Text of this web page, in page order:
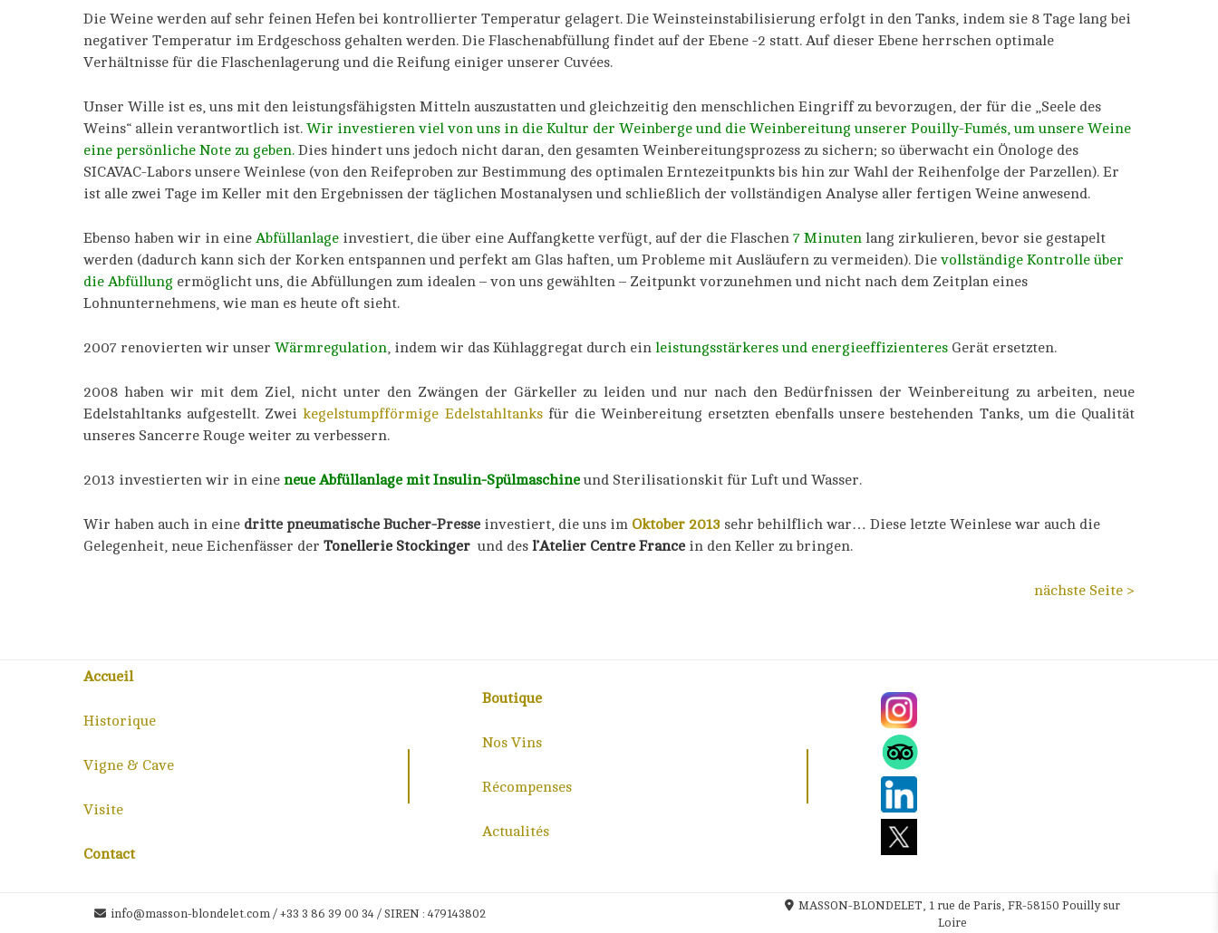
Die Weine werden auf sehr feinen Hefen bei kontrollierter Temperatur gelagert. Die Weinsteinstabilisierung erfolgt in den Tanks, indem sie 8 Tage lang bei
negativer Temperatur im Erdgeschoss gehalten werden. Die Flaschenabfüllung findet auf der Ebene -2 statt. Auf dieser Ebene herrschen optimale
Verhältnisse für die Flaschenlagerung und die Reifung einiger unserer Cuvées.
Unser Wille ist es, uns mit den leistungsfähigsten Mitteln auszustatten und gleichzeitig den menschlichen Eingriff zu bevorzugen, der für die „Seele des
Weins“ allein verantwortlich ist. Wir investieren viel von uns in die Kultur der Weinberge und die Weinbereitung unserer Pouilly-Fumés, um unsere Weine
eine persönliche Note zu geben. Dies hindert uns jedoch nicht daran, den gesamten Weinbereitungsprozess zu sichern; so überwacht ein Önologe des
SICAVAC-Labors unsere Weinlese (von den Reifeproben zur Bestimmung des optimalen Erntezeitpunkts bis hin zur Wahl der Reihenfolge der Parzellen). Er
ist alle zwei Tage im Keller mit den Ergebnissen der täglichen Mostanalysen und schließlich der vollständigen Analyse aller fertigen Weine anwesend.
Ebenso haben wir in eine Abfüllanlage investiert, die über eine Auffangkette verfügt, auf der die Flaschen 7 Minuten lang zirkulieren, bevor sie gestapelt
werden (dadurch kann sich der Korken entspannen und perfekt am Glas haften, um Probleme mit Ausläufern zu vermeiden). Die vollständige Kontrolle über
die Abfüllung ermöglicht uns, die Abfüllungen zum idealen – von uns gewählten – Zeitpunkt vorzunehmen und nicht nach dem Zeitplan eines
Lohnunternehmens, wie man es heute oft sieht.
2007 renovierten wir unser Wärmregulation, indem wir das Kühlaggregat durch ein leistungsstärkeres und energieeffizienteres Gerät ersetzten.
2008 haben wir mit dem Ziel, nicht unter den Zwängen der Gärkeller zu leiden und nur nach den Bedürfnissen der Weinbereitung zu arbeiten, neue
Edelstahltanks aufgestellt. Zweikegelstumpfförmige Edelstahltanksfür die Weinbereitung ersetzten ebenfalls unsere bestehenden Tanks, um die Qualität
unseres Sancerre Rouge weiter zu verbessern.
2013 investierten wir in eine neue Abfüllanlage mit Insulin-Spülmaschineund Sterilisationskit für Luft und Wasser.
Wir haben auch in eine dritte pneumatische Bucher-Presse investiert, die uns im Oktober 2013 sehr behilflich war… Diese letzte Weinlese war auch die
Gelegenheit, neue Eichenfässer der Tonellerie Stockinger und des l’Atelier Centre France in den Keller zu bringen.
nächste Seite >
Accueil
Historique
Vigne & Cave
Visite
Contact
Boutique
Nos Vins
Récompenses
Actualités
info@masson-blondelet.com / +33 3 86 39 00 34 / SIREN : 479143802
MASSON-BLONDELET, 1 rue de Paris, FR-58150 Pouilly sur
Loire